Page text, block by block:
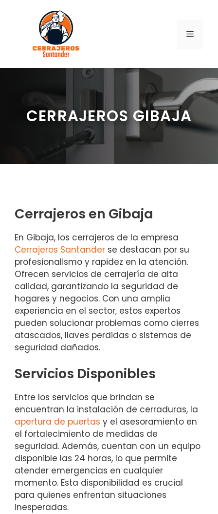
contenido
MENÚ
CERRAJEROS GIBAJA
Cerrajeros en Gibaja
En Gibaja, los cerrajeros de la empresa
Cerrajeros Santander se destacan por su
profesionalismo y rapidez en la atención.
Ofrecen servicios de cerrajería de alta
calidad, garantizando la seguridad de
hogares y negocios. Con una amplia
experiencia en el sector, estos expertos
pueden solucionar problemas como cierres
atascados, llaves perdidas o sistemas de
seguridad dañados.
Servicios Disponibles
Entre los servicios que brindan se
encuentran la instalación de cerraduras, la
apertura de puertas y el asesoramiento en
el fortalecimiento de medidas de
seguridad. Además, cuentan con un equipo
disponible las 24 horas, lo que permite
atender emergencias en cualquier
momento. Esta disponibilidad es crucial
para quienes enfrentan situaciones
inesperadas.